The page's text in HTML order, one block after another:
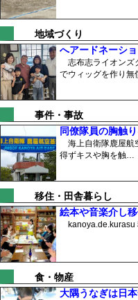
地域づくり
へアードネーシ
志布志ライオンズ
でウィッグを作り
事件・事故
同僚隊員の胸触
海上自衛隊鹿屋航
得ずキスや胸を触…
移住・田舎暮らし
絵本や音楽介し
kanoya.de.kurasu
食・物産
大隅うなぎは日